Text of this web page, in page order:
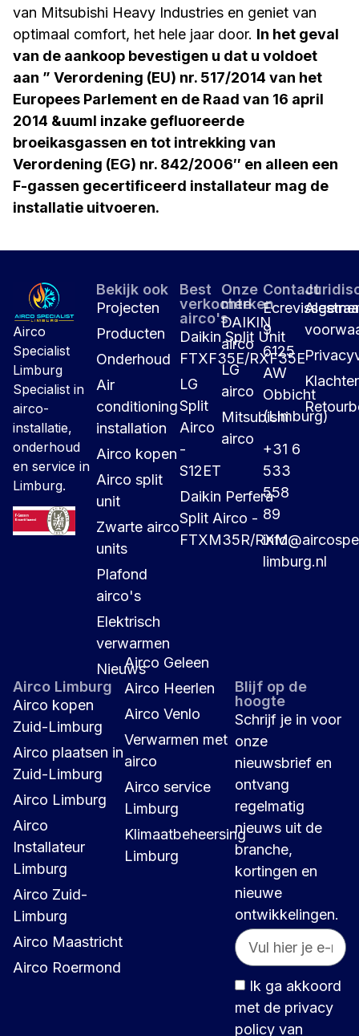
van Mitsubishi Heavy Industries en geniet van
optimaal comfort, het hele jaar door. In het geval
van de aankoop bevestigen u dat u voldoet
aan ” Verordening (EU) nr. 517/2014 van het
Europees Parlement en de Raad van 16 april
2014 &uuml inzake gefluoreerde
broeikasgassen en tot intrekking van
Verordening (EG) nr. 842/2006″ en alleen een
F-gassen gecertificeerd installateur mag de
installatie uitvoeren.
Airco
Specialist
Limburg
Specialist in
airco-
installatie,
onderhoud
en service in
Limburg.
Bekijk ook
Projecten
Producten
Onderhoud
Air
conditioning
installation
Airco kopen
Airco split
unit
Zwarte airco
units
Plafond
airco's
Elektrisch
verwarmen
Nieuws
Best
verkochte
airco's
Daikin Split Unit
FTXF35E/RXF35E
LG
Split
Airco
-
S12ET
Daikin Perfera
Split Airco -
FTXM35R/RXM
Onze
merken
DAIKIN
airco
LG
airco
Mitsubishi
airco
Contact
9
6125
AW
Obbicht
(Limburg)
+31 6
533
558
89
limburg.nl
Airco Limburg
Airco kopen
Zuid-Limburg
Airco plaatsen in
Zuid-Limburg
Airco Limburg
Airco
Installateur
Limburg
Airco Zuid-
Limburg
Airco Maastricht
Airco Roermond
Airco Geleen
Airco Heerlen
Airco Venlo
Verwarmen met
airco
Airco service
Limburg
Klimaatbeheersing
Limburg
Blijf op de
hoogte
Schrijf je in voor
onze
nieuwsbrief en
ontvang
regelmatig
nieuws uit de
branche,
kortingen en
nieuwe
ontwikkelingen.
Ik ga akkoord
met de privacy
policy van